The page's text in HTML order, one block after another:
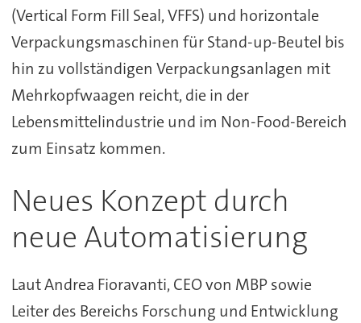
(Vertical Form Fill Seal, VFFS) und horizontale
Verpackungsmaschinen für Stand-up-Beutel bis
hin zu vollständigen Verpackungsanlagen mit
Mehrkopfwaagen reicht, die in der
Lebensmittelindustrie und im Non-Food-Bereich
zum Einsatz kommen.
Neues Konzept durch
neue Automatisierung
Laut Andrea Fioravanti, CEO von MBP sowie
Leiter des Bereichs Forschung und Entwicklung